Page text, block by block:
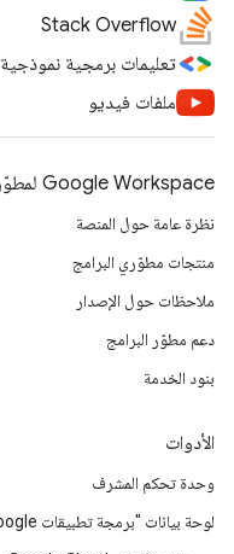
Stack Overflow
تعليمات برمجية نموذجية
ملفات فيديو
Google Workspace لمطوّري البرامج
نظرة عامة حول المنصة
منتجات مطوّري البرامج
ملاحظات حول الإصدار
دعم مطوّر البرامج
بنود الخدمة
الأدوات
وحدة تحكم المشرف
لوحة بيانات "برمجة تطبيقات Google"